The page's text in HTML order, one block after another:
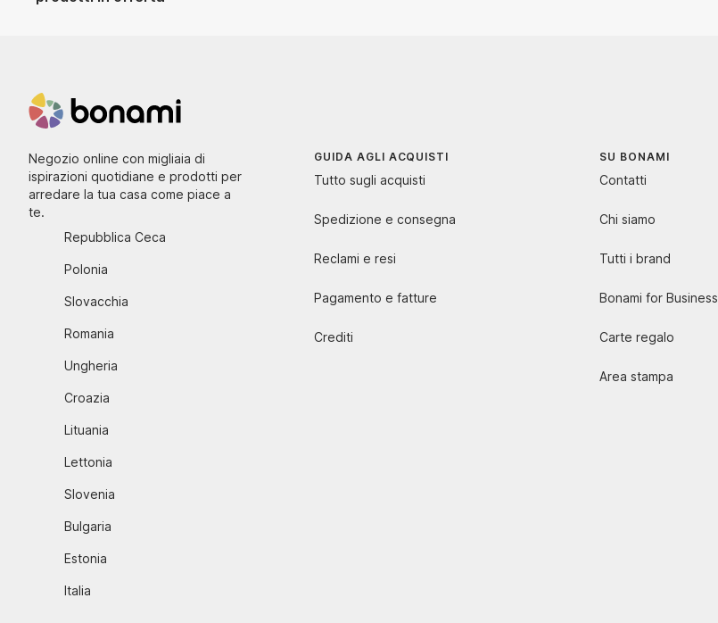
Negozio online con migliaia di
ispirazioni quotidiane e prodotti per
arredare la tua casa come piace a
te.
Repubblica Ceca
Polonia
Slovacchia
Romania
Ungheria
Croazia
Lituania
Lettonia
Slovenia
Bulgaria
Estonia
Italia
GUIDA AGLI ACQUISTI
Tutto sugli acquisti
Spedizione e consegna
Reclami e resi
Pagamento e fatture
Crediti
SU BONAMI
Contatti
Chi siamo
Tutti i brand
Bonami for Business
Carte regalo
Area stampa